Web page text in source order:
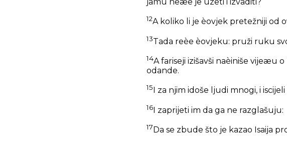
jamu neæe je uzeti i izvaditi?
12A koliko li je èovjek pretežniji od
13Tada reèe èovjeku: pruži ruku
14A fariseji izišavši naèiniše vijeæu
odande.
15 I za njim idoše ljudi mnogi, i iscijeli
16I zaprijeti im da ga ne razglašuju:
17 Da se zbude što je kazao Isaija